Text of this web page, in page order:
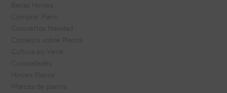
Becas Hinves
Comprar Piano
Conciertos Navidad
Consejos sobre Pianos
Cultura en Vena
Curiosidades
Hinves Pianos
Marcas de pianos